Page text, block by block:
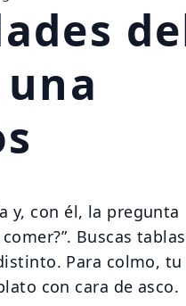
y, con él, la pregunta
Buscas
Para colmo, tu
con cara de asco.